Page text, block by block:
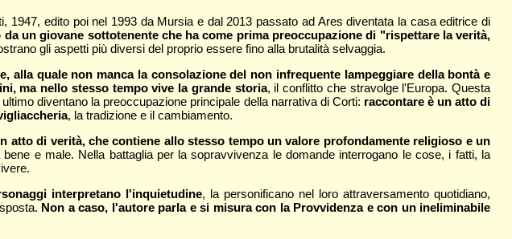
1947, edito poi nel 1993 da Mursia e dal 2013 passato ad Ares diventata la casa editrice di
un giovane sottotenente che ha come prima preoccupazione di "rispettare la verità,
gli aspetti più diversi del proprio essere fino alla brutalità selvaggia.
quale non manca la consolazione del non infrequente lampeggiare della bontà e
ma nello stesso tempo vive la grande storia, il conflitto che stravolge l'Europa. Questa
diventano la preoccupazione principale della narrativa di Corti: raccontare è un atto di
, la tradizione e il cambiamento.
di verità, che contiene allo stesso tempo un valore profondamente religioso e un
e male. Nella battaglia per la sopravvivenza le domande interrogano le cose, i fatti, la
interpretano l'inquietudine, la personificano nel loro attraversamento quotidiano,
Non a caso, l'autore parla e si misura con la Provvidenza e con un ineliminabile